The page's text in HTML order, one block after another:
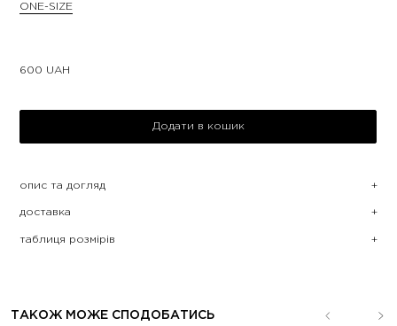
ONE-SIZE
600 UAH
Додати в кошик
опис та догляд
доставка
таблиця розмірів
ТАКОЖ МОЖЕ СПОДОБАТИСЬ